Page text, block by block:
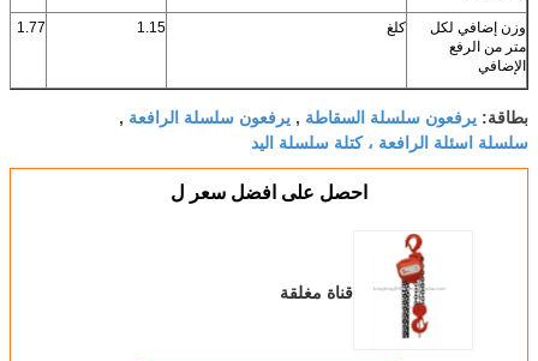
وزن إضافي لكل
متر من الرفع
الإضافي
كلغ 1.15
1.77
بطاقة: يرفعون سلسلة السقاطة , يرفعون سلسلة الرافعة ,
سلسلة اسئلة الرافعة ، كتلة سلسلة اليد
احصل على افضل سعر ل
قناة مغلقة